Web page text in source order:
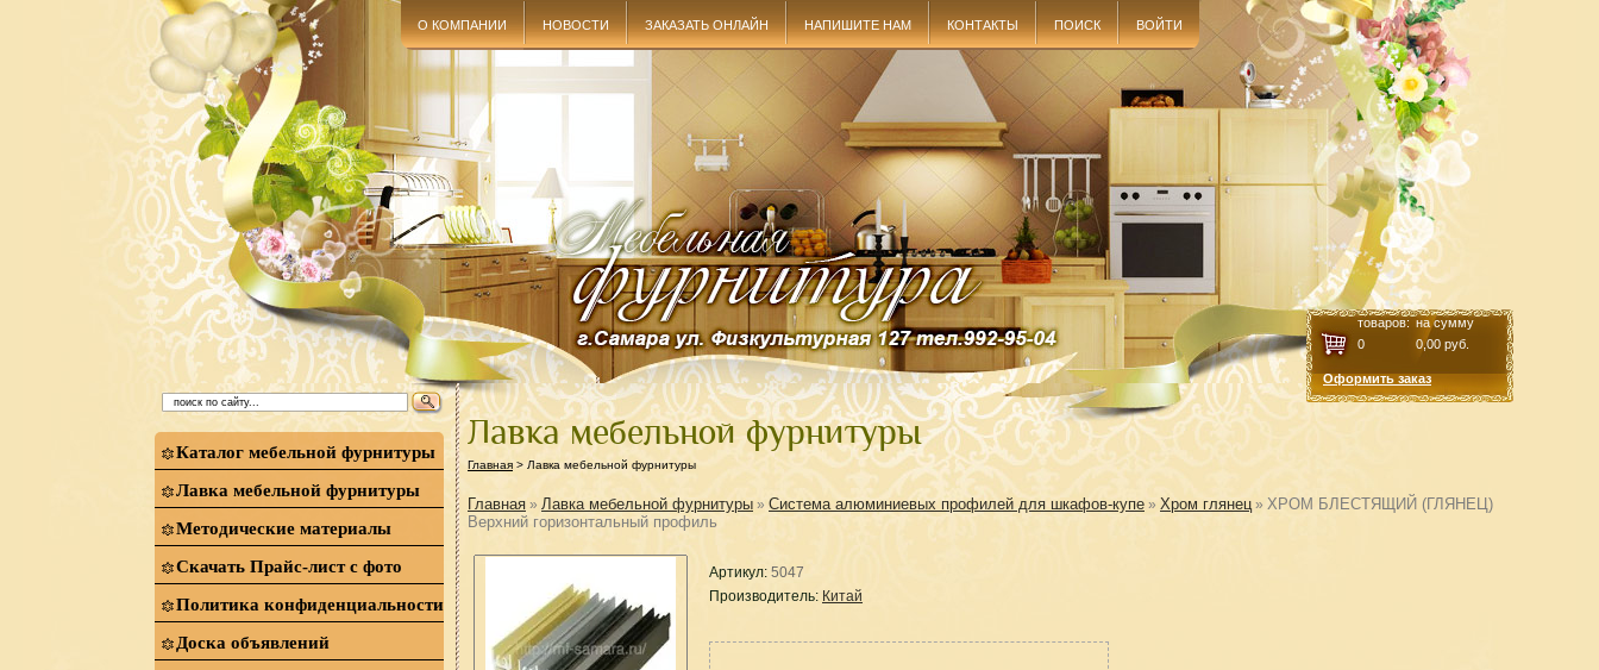
товаров:
0
на сумму
0,00 руб.
Оформить заказ
О КОМПАНИИ НОВОСТИ ЗАКАЗАТЬ ОНЛАЙН НАПИШИТЕ НАМ КОНТАКТЫ ПОИСК ВОЙТИ
Каталог мебельной фурнитуры
Лавка мебельной фурнитуры
Методические материалы
Скачать Прайс-лист с фото
Политика конфиденциальности
Доска объявлений
Лавка мебельной фурнитуры
Главная > Лавка мебельной фурнитуры
Главная » Лавка мебельной фурнитуры » Система алюминиевых профилей для шкафов-купе » Хром глянец» ХРОМ БЛЕСТЯЩИЙ (ГЛЯНЕЦ)
Верхний горизонтальный профиль
Артикул: 5047
Производитель: Китай